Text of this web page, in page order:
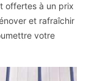
offertes à un prix
et rafraîchir
votre